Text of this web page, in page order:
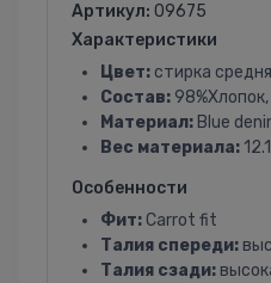
Артикул: 09675
Характеристики
Цвет: стирка
Состав:
Материал: Blue
Вес материала: 12.1
Особенности
Фит: Carrot fit
Талия спереди:
Талия сзади: